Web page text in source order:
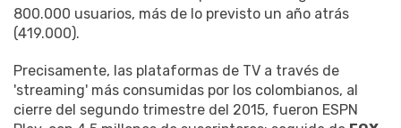
800.000 usuarios, más de lo previsto un año atrás
(419.000).
Precisamente, las plataformas de TV a través de
'streaming' más consumidas por los colombianos, al
cierre del segundo trimestre del 2015, fueron ESPN